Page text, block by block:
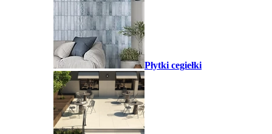
Płytki cegiełki